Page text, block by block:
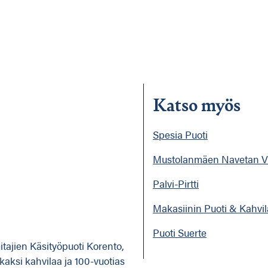
Käsityöpuoti Korento,
kahvilaa ja 100-vuotias
Katso myös
Spesia Puoti
Mustolanmäen Navetan
Palvi-Pirtti
Makasiinin Puoti &
Puoti Suerte